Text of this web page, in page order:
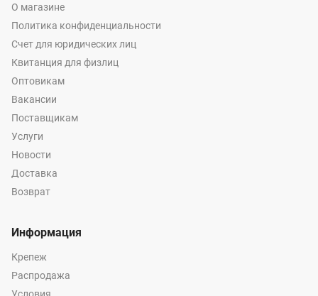
О магазине
Политика конфиденциальности
Счет для юридических лиц
Квитанция для физлиц
Оптовикам
Вакансии
Поставщикам
Услуги
Новости
Доставка
Возврат
Информация
Крепеж
Распродажа
Условия